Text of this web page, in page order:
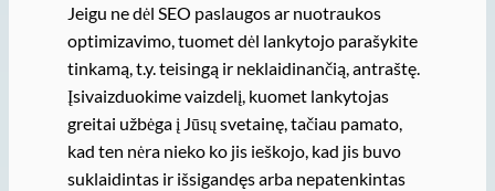
Jeigu ne dėl SEO paslaugos ar nuotraukos
optimizavimo, tuomet dėl lankytojo parašykite
tinkamą, t.y. teisingą ir neklaidinančią, antraštę.
Įsivaizduokime vaizdelį, kuomet lankytojas
greitai užbėga į Jūsų svetainę, tačiau pamato,
kad ten nėra nieko ko jis ieškojo, kad jis buvo
suklaidintas ir išsigandęs arba nepatenkintas